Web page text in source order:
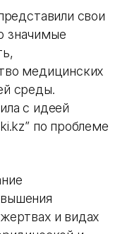
свои
значимые
медицинских
среды.
с идеей
по проблеме
и видах